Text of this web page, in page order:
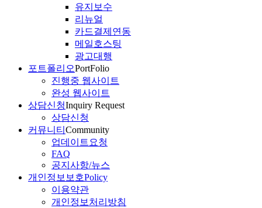
유지보수
리뉴얼
카드결제연동
메일호스팅
광고대행
포트폴리오PortFolio
진행중 웹사이트
완성 웹사이트
상담신청Inquiry Request
상담신청
커뮤니티 Community
업데이트요청
FAQ
공지사항/뉴스
개인정보보호Policy
이용약관
개인정보처리방침